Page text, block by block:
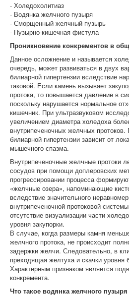
- Холедохолитиаз
- Водянка желчного пузыря
- Сморщенный желчный пузырь
- Пузырно-кишечная фистула
Проникновение конкрементов в
Данное осложнение и называется
очередь, может развиваться в двух
билиарной гипертензии вследствие
таковой. Если камень вызывает
протока, то повышается давление в
поскольку нарушается нормальное
кишечник. При ультразвуковом
увеличением диаметра холедоха
внутрипеченочных желчных
билиарной гипертензии зависит от
мышечного спазма.
Внутрипеченочные желчные протоки
сосудов при помощи доплеровских
прогрессировании процесса
«желчные озера», напоминающие
вследствие значительного
внутрипеченочной протоковой
отсутствие визуализации части
уровня закупорки.
В случае, когда размеры камня
желчного протока, не происходит
задержки желчи. Следовательно, в
преходящая желтуха и скачки уровня
Характерным признаком является
конкремента.
Что такое водянка желчного пузыря